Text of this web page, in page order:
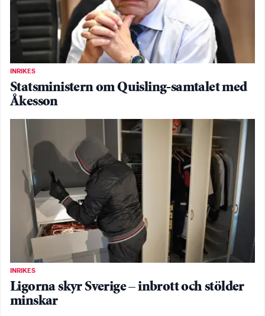
INRIKES
Statsministern om Quisling-samtalet med
Åkesson
INRIKES
Ligorna skyr Sverige – inbrott och stölder
minskar